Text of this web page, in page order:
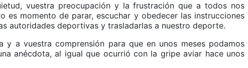
vuestra preocupación y la frustración que a todos nos
es momento de parar, escuchar y obedecer las instrucciones
autoridades deportivas y trasladarlas a nuestro deporte.
y a vuestra comprensión para que en unos meses podamos
anécdota, al igual que ocurrió con la gripe aviar hace unos